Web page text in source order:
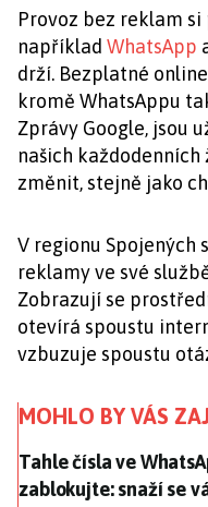
Provoz bez reklam
například WhatsApp
drží. Bezplatné
kromě WhatsAppu
Zprávy Google, jsou
našich každodenních
změnit, stejně jako
V regionu Spojených
reklamy ve své
Zobrazují se
otevírá spoustu
vzbuzuje spoustu
MOHLO BY VÁS
Tahle čísla ve
Tahle čísla ve
zablokujte: snaží se